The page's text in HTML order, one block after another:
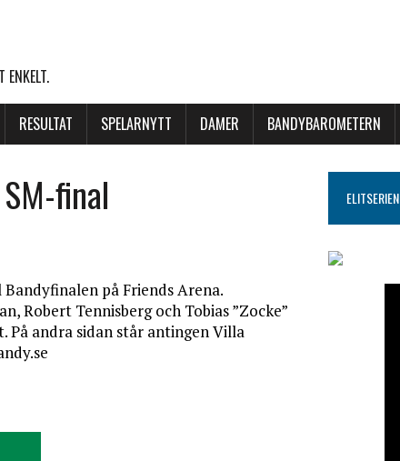
RESULTAT SPELARNYTT DAMER BANDYBAROMETERN
final
på Friends Arena.
Robert Tennisberg och Tobias ”Zocke”
andra sidan står antingen Villa
ELITSERIEN